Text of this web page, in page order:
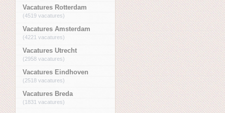
Vacatures Rotterdam
(4519 vacatures)
Vacatures Amsterdam
(4221 vacatures)
Vacatures Utrecht
(2958 vacatures)
Vacatures Eindhoven
(2518 vacatures)
Vacatures Breda
(1831 vacatures)